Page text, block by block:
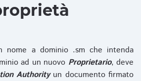
a dominio .sm che intenda
ad un nuovo Proprietario, deve
Authorityun documento firmato